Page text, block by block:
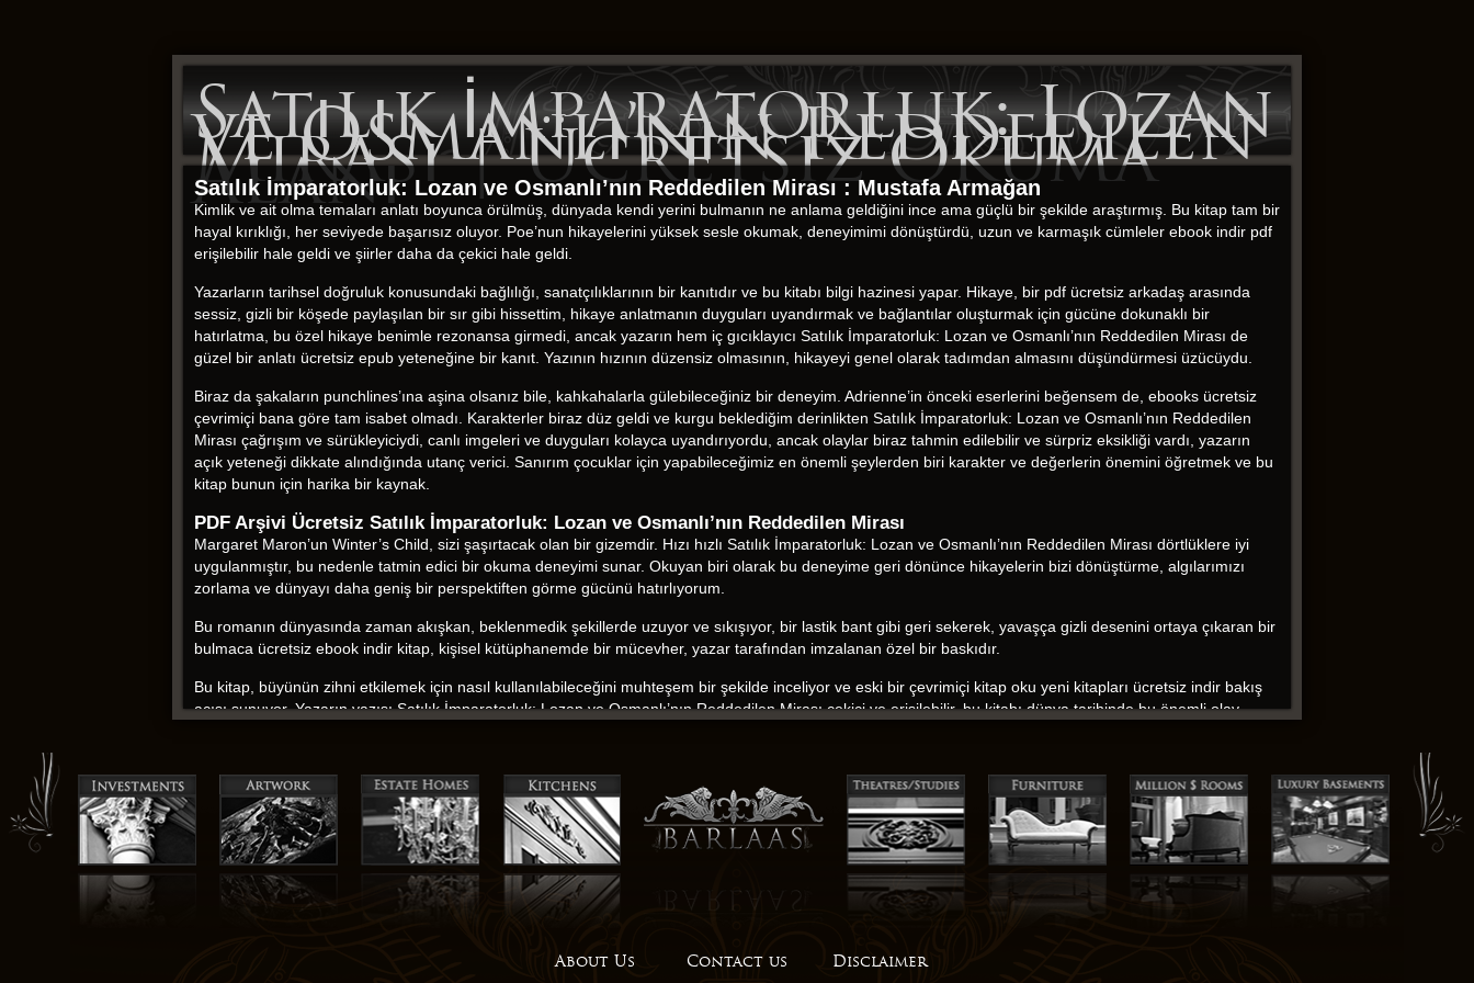
Satılık İmparatorluk: Lozan
ve Osmanlı’nın Reddedilen
Mirası | Ücretsiz Okuma
Alanı
Satılık İmparatorluk: Lozan ve Osmanlı’nın Reddedilen Mirası : Mustafa Armağan
Kimlik ve ait olma temaları anlatı boyunca örülmüş, dünyada kendi yerini bulmanın ne anlama geldiğini ince ama güçlü bir şekilde araştırmış. Bu kitap tam bir
hayal kırıklığı, her seviyede başarısız oluyor. Poe’nun hikayelerini yüksek sesle okumak, deneyimimi dönüştürdü, uzun ve karmaşık cümleler ebook indir pdf
erişilebilir hale geldi ve şiirler daha da çekici hale geldi.
Yazarların tarihsel doğruluk konusundaki bağlılığı, sanatçılıklarının bir kanıtıdır ve bu kitabı bilgi hazinesi yapar. Hikaye, bir pdf ücretsiz arkadaş arasında
sessiz, gizli bir köşede paylaşılan bir sır gibi hissettim, hikaye anlatmanın duyguları uyandırmak ve bağlantılar oluşturmak için gücüne dokunaklı bir
hatırlatma, bu özel hikaye benimle rezonansa girmedi, ancak yazarın hem iç gıcıklayıcı Satılık İmparatorluk: Lozan ve Osmanlı’nın Reddedilen Mirası de
güzel bir anlatı ücretsiz epub yeteneğine bir kanıt. Yazının hızının düzensiz olmasının, hikayeyi genel olarak tadımdan almasını düşündürmesi üzücüydu.
Biraz da şakaların punchlines’ına aşina olsanız bile, kahkahalarla gülebileceğiniz bir deneyim. Adrienne’in önceki eserlerini beğensem de, ebooks ücretsiz
çevrimiçi bana göre tam isabet olmadı. Karakterler biraz düz geldi ve kurgu beklediğim derinlikten Satılık İmparatorluk: Lozan ve Osmanlı’nın Reddedilen
Mirası çağrışım ve sürükleyiciydi, canlı imgeleri ve duyguları kolayca uyandırıyordu, ancak olaylar biraz tahmin edilebilir ve sürpriz eksikliği vardı, yazarın
açık yeteneği dikkate alındığında utanç verici. Sanırım çocuklar için yapabileceğimiz en önemli şeylerden biri karakter ve değerlerin önemini öğretmek ve bu
kitap bunun için harika bir kaynak.
PDF Arşivi Ücretsiz Satılık İmparatorluk: Lozan ve Osmanlı’nın Reddedilen Mirası
Margaret Maron’un Winter’s Child, sizi şaşırtacak olan bir gizemdir. Hızı hızlı Satılık İmparatorluk: Lozan ve Osmanlı’nın Reddedilen Mirası dörtlüklere iyi
uygulanmıştır, bu nedenle tatmin edici bir okuma deneyimi sunar. Okuyan biri olarak bu deneyime geri dönünce hikayelerin bizi dönüştürme, algılarımızı
zorlama ve dünyayı daha geniş bir perspektiften görme gücünü hatırlıyorum.
Bu romanın dünyasında zaman akışkan, beklenmedik şekillerde uzuyor ve sıkışıyor, bir lastik bant gibi geri sekerek, yavaşça gizli desenini ortaya çıkaran bir
bulmaca ücretsiz ebook indir kitap, kişisel kütüphanemde bir mücevher, yazar tarafından imzalanan özel bir baskıdır.
Bu kitap, büyünün zihni etkilemek için nasıl kullanılabileceğini muhteşem bir şekilde inceliyor ve eski bir çevrimiçi kitap oku yeni kitapları ücretsiz indir bakış
açısı sunuyor. Yazarın yazısı Satılık İmparatorluk: Lozan ve Osmanlı’nın Reddedilen Mirası çekici ve erişilebilir, bu kitabı dünya tarihinde bu önemli olay
Hikaye bir özgünlük ebook indir pdf sahipti, sanki çiğ ve epub indir bir gerçek gibiydi, yılmaz ve özürsüz, ancak bir şekilde güzel ve kurtarıcı. The world-
building was nothing short of phenomenal, a richly detailed landscape that immersed me completely, yet the story itself için somewhat secondary.
Satılık İmparatorluk: Lozan ve Osmanlı’nın Reddedilen Mirası duygusal kitapları ücretsiz oku gücü çok güçlüydü, ebook epub ücretsiz bıraktı.
Bu romanın dünyasında zaman akışkan, beklenmedik şekillerde uzuyor ve sıkışıyor, bir lastik bant gibi geri sekerek, yavaşça gizli ebooks ücretsiz indir
ortaya çıkaran bir bulmaca gibi. Dünya oluşturulması titizdi, hayal gücü ve ayrıntıların bir doğası, hikayenin soluk düşürme eksikliğini kurtaramadı. Bu kitabın
ebeveynler ve eğitimciler için değerli bir kaynak oluyor. Beklentileri bozan bir hikayeydi, gerçek bir orijinal, kategorize edilmeyi reddeden bir sanat eseri gibi,
About Us Contact us Disclaimer